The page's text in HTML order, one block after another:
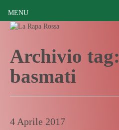
Archivio tag:
basmati
4 Aprile 2017
MENU